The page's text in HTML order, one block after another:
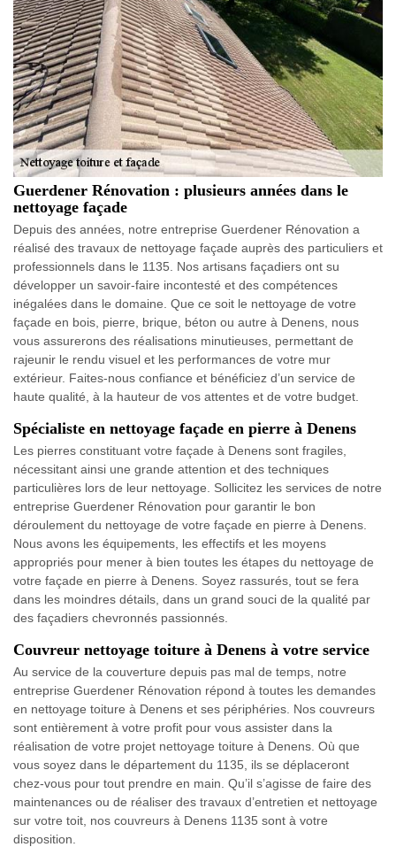
Guerdener Rénovation : plusieurs années dans le
nettoyage façade
Depuis des années, notre entreprise Guerdener Rénovation a
réalisé des travaux de nettoyage façade auprès des particuliers et
professionnels dans le 1135. Nos artisans façadiers ont su
développer un savoir-faire incontesté et des compétences
inégalées dans le domaine. Que ce soit le nettoyage de votre
façade en bois, pierre, brique, béton ou autre à Denens, nous
vous assurerons des réalisations minutieuses, permettant de
rajeunir le rendu visuel et les performances de votre mur
extérieur. Faites-nous confiance et bénéficiez d’un service de
haute qualité, à la hauteur de vos attentes et de votre budget.
Spécialiste en nettoyage façade en pierre à Denens
Les pierres constituant votre façade à Denens sont fragiles,
nécessitant ainsi une grande attention et des techniques
particulières lors de leur nettoyage. Sollicitez les services de notre
entreprise Guerdener Rénovation pour garantir le bon
déroulement du nettoyage de votre façade en pierre à Denens.
Nous avons les équipements, les effectifs et les moyens
appropriés pour mener à bien toutes les étapes du nettoyage de
votre façade en pierre à Denens. Soyez rassurés, tout se fera
dans les moindres détails, dans un grand souci de la qualité par
des façadiers chevronnés passionnés.
Couvreur nettoyage toiture à Denens à votre service
Au service de la couverture depuis pas mal de temps, notre
entreprise Guerdener Rénovation répond à toutes les demandes
en nettoyage toiture à Denens et ses périphéries. Nos couvreurs
sont entièrement à votre profit pour vous assister dans la
réalisation de votre projet nettoyage toiture à Denens. Où que
vous soyez dans le département du 1135, ils se déplaceront
chez-vous pour tout prendre en main. Qu’il s’agisse de faire des
maintenances ou de réaliser des travaux d’entretien et nettoyage
sur votre toit, nos couvreurs à Denens 1135 sont à votre
disposition.